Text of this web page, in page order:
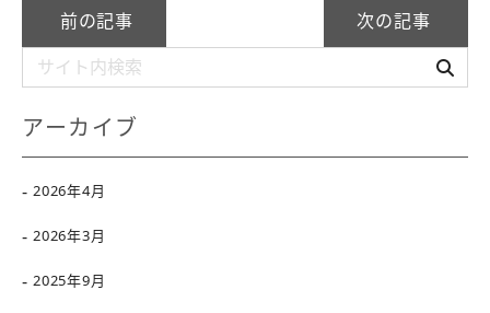
前の記事 次の記事
アーカイブ
2026年4月
2026年3月
2025年9月